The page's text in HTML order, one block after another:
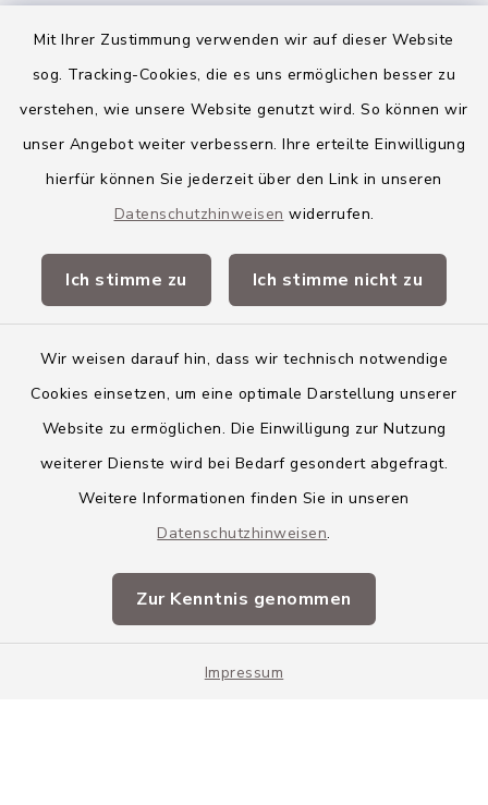
Mit Ihrer Zustimmung verwenden wir auf dieser Website
sog. Tracking-Cookies, die es uns ermöglichen besser zu
verstehen, wie unsere Website genutzt wird. So können wir
unser Angebot weiter verbessern. Ihre erteilte Einwilligung
hierfür können Sie jederzeit über den Link in unseren
Datenschutzhinweisen widerrufen.
Ich stimme zu Ich stimme nicht zu
Wir weisen darauf hin, dass wir technisch notwendige
Cookies einsetzen, um eine optimale Darstellung unserer
Website zu ermöglichen. Die Einwilligung zur Nutzung
weiterer Dienste wird bei Bedarf gesondert abgefragt.
Weitere Informationen finden Sie in unseren
Datenschutzhinweisen.
Zur Kenntnis genommen
Impressum
Markt Altenstadt
Gemeinde Osterberg
VG Altenstadt
Landkreis Neu-Ulm
Barrierefreiheit
Impressum
Sitemap